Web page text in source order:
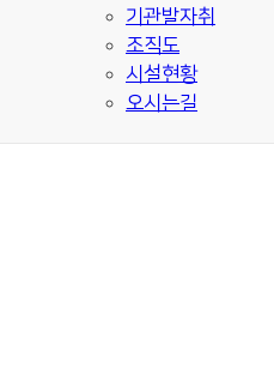
기관발자취
조직도
시설현황
오시는길